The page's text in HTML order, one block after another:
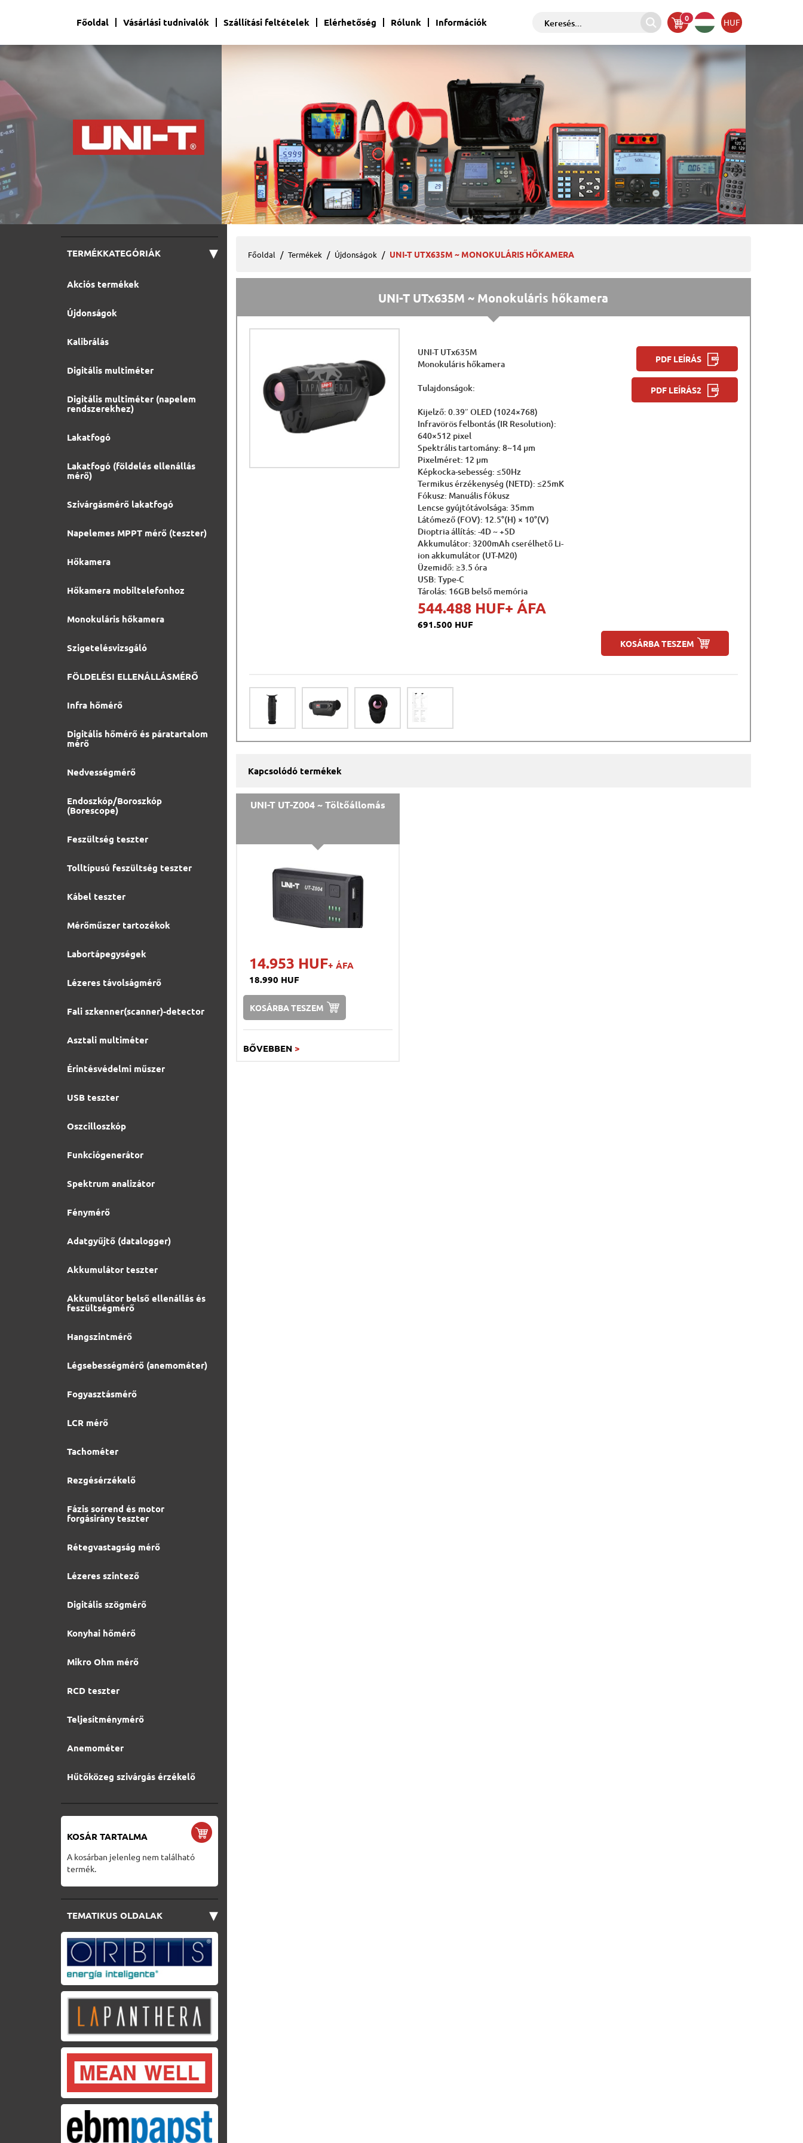
Főoldal Vásárlási tudnivalók Szállítási feltételek Elérhetőség Rólunk Információk HUF
0
TERMÉKKATEGÓRIÁK ▾
Akciós termékek
Újdonságok
Kalibrálás
Digitális multiméter
Digitális multiméter (napelem
rendszerekhez)
Lakatfogó
Lakatfogó (földelés ellenállás
mérő)
Szivárgásmérő lakatfogó
Napelemes MPPT mérő (teszter)
Hőkamera
Hőkamera mobiltelefonhoz
Monokuláris hőkamera
Szigetelésvizsgáló
FÖLDELÉSI ELLENÁLLÁSMÉRŐ
Infra hőmérő
Digitális hőmérő és páratartalom
mérő
Nedvességmérő
Endoszkóp/Boroszkóp
(Borescope)
Feszültség teszter
Tolltípusú feszültség teszter
Kábel teszter
Mérőműszer tartozékok
Labortápegységek
Lézeres távolságmérő
Fali szkenner(scanner)-detector
Asztali multiméter
Érintésvédelmi műszer
USB teszter
Oszcilloszkóp
Funkciógenerátor
Spektrum analizátor
Fénymérő
Adatgyűjtő (datalogger)
Akkumulátor teszter
Akkumulátor belső ellenállás és
feszültségmérő
Hangszintmérő
Légsebességmérő (anemométer)
Fogyasztásmérő
LCR mérő
Tachométer
Rezgésérzékelő
Fázis sorrend és motor
forgásirány teszter
Rétegvastagság mérő
Lézeres szintező
Digitális szögmérő
Konyhai hőmérő
Mikro Ohm mérő
RCD teszter
Teljesítménymérő
Anemométer
Hűtőközeg szivárgás érzékelő
KOSÁR TARTALMA
A kosárban jelenleg nem található
termék.
TEMATIKUS OLDALAK ▾
Főoldal Termékek Újdonságok UNI-T UTX635M ~ MONOKULÁRIS HŐKAMERA
UNI-T UTx635M ~ Monokuláris hőkamera
UNI-T UTx635M
Monokuláris hőkamera
Tulajdonságok:
Kijelző: 0.39″ OLED (1024×768)
Infravörös felbontás (IR Resolution):
640×512 pixel
Spektrális tartomány: 8~14 µm
Pixelméret: 12 μm
Képkocka-sebesség: ≤50Hz
Termikus érzékenység (NETD): ≤25mK
Fókusz: Manuális fókusz
Lencse gyújtótávolsága: 35mm
Látómező (FOV): 12.5°(H) × 10°(V)
Dioptria állítás: -4D ~ +5D
Akkumulátor: 3200mAh cserélhető Li-
ion akkumulátor (UT-M20)
Üzemidő: ≥3.5 óra
USB: Type-C
Tárolás: 16GB belső memória
544.488 HUF+ ÁFA
691.500 HUF
PDF LEÍRÁS
PDF LEÍRÁS2
KOSÁRBA TESZEM
Kapcsolódó termékek
UNI-T UT-Z004 ~ Töltőállomás
14.953 HUF+ ÁFA
18.990 HUF
KOSÁRBA TESZEM
BŐVEBBEN >